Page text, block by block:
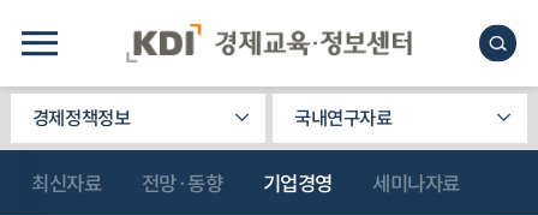
경제정책정보 국내연구자료
최신자료 전망·동향 기업경영 세미나자료